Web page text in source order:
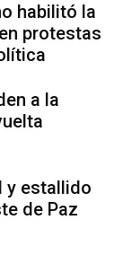
habilitó la
protestas
a la
y estallido
de Paz